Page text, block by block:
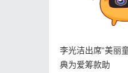
李光洁出席“美丽
典为爱筹款助